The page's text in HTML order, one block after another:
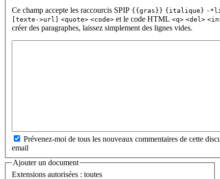
Ce champ accepte les raccourcis SPIP {{gras}} {italique} -
[texte->url]
<quote> <code> et le code HTML <q> <del>
créer des paragraphes, laissez simplement des lignes vides.
Prévenez-moi de tous les nouveaux commentaires de cette
email
Ajouter un document
Extensions autorisées : toutes